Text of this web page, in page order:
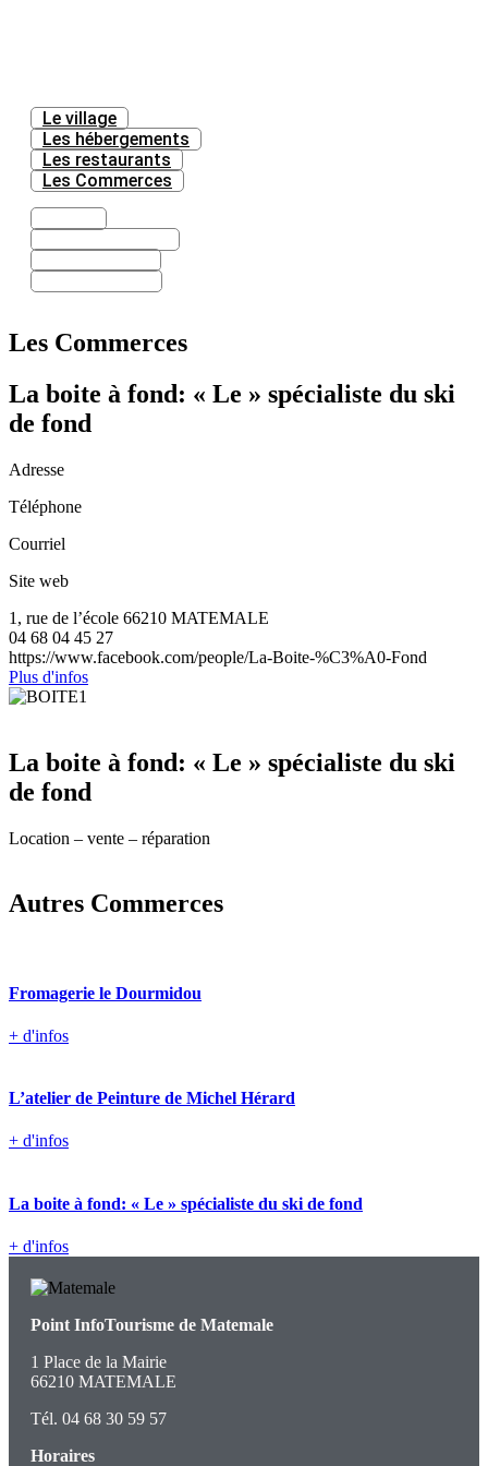
Le village
Les hébergements
Les restaurants
Les Commerces
Le village
Les hébergements
Les restaurants
Les Commerces
Les Commerces
La boite à fond: « Le » spécialiste du ski
de fond
Adresse
Téléphone
Courriel
Site web
1, rue de l’école 66210 MATEMALE
04 68 04 45 27
https://www.facebook.com/people/La-Boite-%C3%A0-Fond
Plus d'infos
La boite à fond: « Le » spécialiste du ski
de fond
Location – vente – réparation
Autres Commerces
Fromagerie le Dourmidou
+ d'infos
L’atelier de Peinture de Michel Hérard
+ d'infos
La boite à fond: « Le » spécialiste du ski de fond
+ d'infos
Point InfoTourisme de Matemale
1 Place de la Mairie
66210 MATEMALE
Tél. 04 68 30 59 57
Horaires